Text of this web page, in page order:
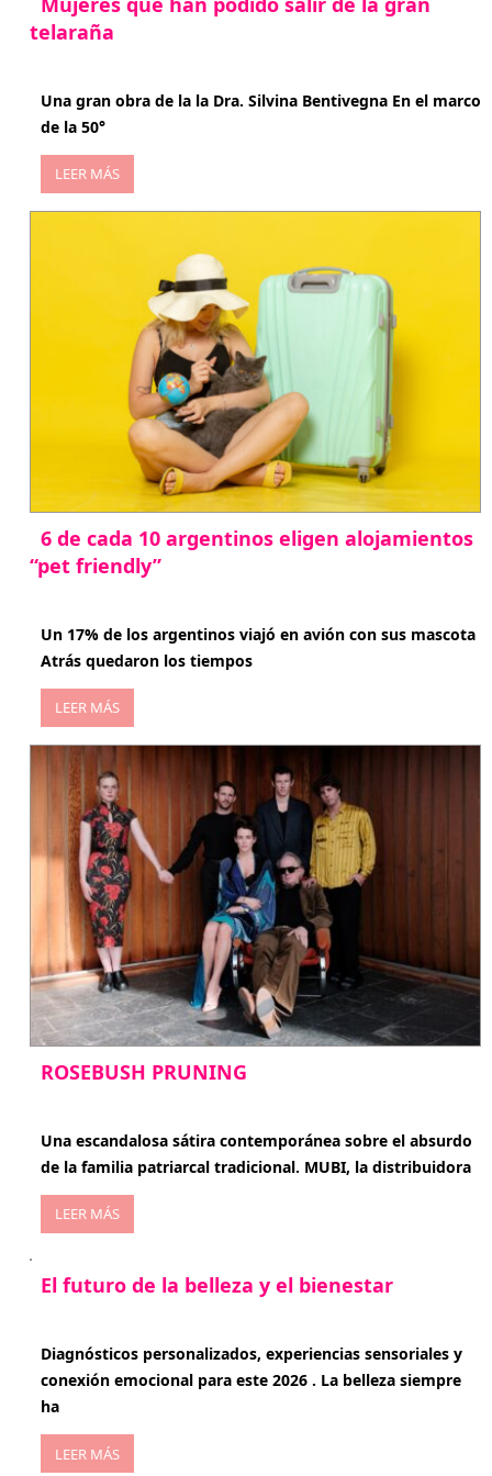
telaraña
Una gran obra de la la Dra. Silvina Bentivegna En el marco
de la 50°
LEER MÁS
6 de cada 10 argentinos eligen alojamientos
“pet friendly”
Un 17% de los argentinos viajó en avión con sus mascota
Atrás quedaron los tiempos
LEER MÁS
ROSEBUSH PRUNING
Una escandalosa sátira contemporánea sobre el absurdo
de la familia patriarcal tradicional. MUBI, la distribuidora
LEER MÁS
El futuro de la belleza y el bienestar
Diagnósticos personalizados, experiencias sensoriales y
conexión emocional para este 2026 . La belleza siempre
ha
LEER MÁS